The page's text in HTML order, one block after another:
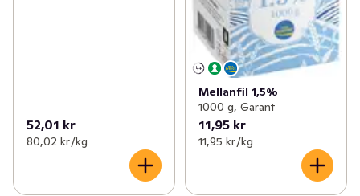
52,01 kr
80,02 kr /kg
Mellanfil 1,5%
1000 g, Garant
11,95 kr
11,95 kr /kg